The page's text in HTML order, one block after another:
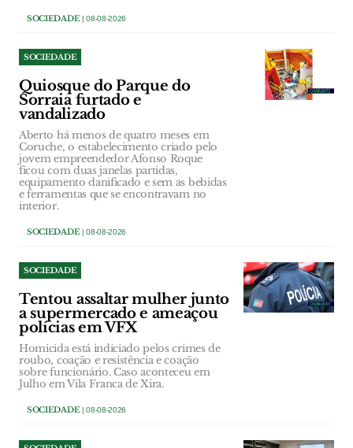
SOCIEDADE| 08-08-2026
SOCIEDADE
Quiosque do Parque do
Sorraia furtado e
vandalizado
Aberto há menos de quatro meses em
Coruche, o estabelecimento criado pelo
jovem empreendedor Afonso Roque
ficou com duas janelas partidas,
equipamento danificado e sem as bebidas
e ferramentas que se encontravam no
interior.
SOCIEDADE| 08-08-2026
SOCIEDADE
Tentou assaltar mulher junto
a supermercado e ameaçou
polícias em VFX
Homicida está indiciado pelos crimes de
roubo, coação e resistência e coação
sobre funcionário. Caso aconteceu em
Julho em Vila Franca de Xira.
SOCIEDADE| 08-08-2026